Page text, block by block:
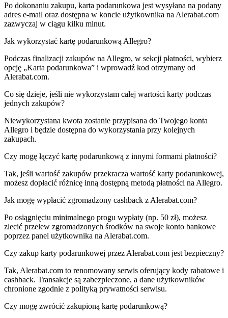
Po dokonaniu zakupu, karta podarunkowa jest wysyłana na podany
adres e-mail oraz dostępna w koncie użytkownika na Alerabat.com
zazwyczaj w ciągu kilku minut.
Jak wykorzystać kartę podarunkową Allegro?
Podczas finalizacji zakupów na Allegro, w sekcji płatności, wybierz
opcję „Karta podarunkowa” i wprowadź kod otrzymany od
Alerabat.com.
Co się dzieje, jeśli nie wykorzystam całej wartości karty podczas
jednych zakupów?
Niewykorzystana kwota zostanie przypisana do Twojego konta
Allegro i będzie dostępna do wykorzystania przy kolejnych
zakupach.​
Czy mogę łączyć kartę podarunkową z innymi formami płatności?
Tak, jeśli wartość zakupów przekracza wartość karty podarunkowej,
możesz dopłacić różnicę inną dostępną metodą płatności na Allegro.
Jak mogę wypłacić zgromadzony cashback z Alerabat.com?
Po osiągnięciu minimalnego progu wypłaty (np. 50 zł), możesz
zlecić przelew zgromadzonych środków na swoje konto bankowe
poprzez panel użytkownika na Alerabat.com.
Czy zakup karty podarunkowej przez Alerabat.com jest bezpieczny?
Tak, Alerabat.com to renomowany serwis oferujący kody rabatowe i
cashback. Transakcje są zabezpieczone, a dane użytkowników
chronione zgodnie z polityką prywatności serwisu.
Czy mogę zwrócić zakupioną kartę podarunkową?